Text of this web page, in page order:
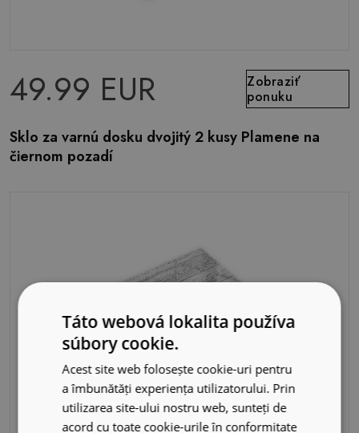
49.99 EUR
Zobraziť
ponuku
Sklo za varnú dosku dvojitý 2 kusy Plamene na
čiernom pozadí
Táto webová lokalita používa
súbory cookie.
Acest site web folosește cookie-uri pentru
a îmbunătăți experiența utilizatorului. Prin
utilizarea site-ului nostru web, sunteți de
acord cu toate cookie-urile în conformitate